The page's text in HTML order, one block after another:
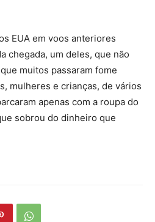
EUA em voos anteriores
chegada, um deles, que não
muitos passaram fome
mulheres e crianças, de vários
apenas com a roupa do
sobrou do dinheiro que